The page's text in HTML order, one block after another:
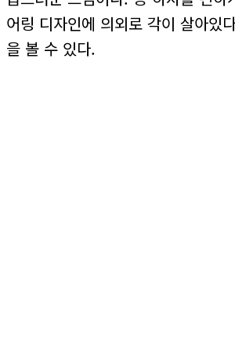
어링 디자인에 의외로 각이 살아있
을 볼 수 있다.